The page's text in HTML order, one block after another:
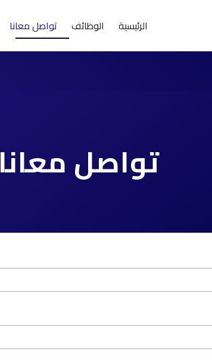
الرئيسية الوظائف تواصل معانا
تواصل معانا